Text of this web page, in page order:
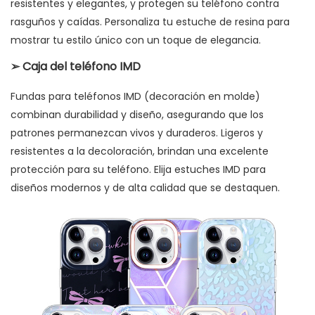
resistentes y elegantes, y protegen su teléfono contra
rasguños y caídas. Personaliza tu estuche de resina para
mostrar tu estilo único con un toque de elegancia.
➢Caja del teléfono IMD
Fundas para teléfonos IMD (decoración en molde)
combinan durabilidad y diseño, asegurando que los
patrones permanezcan vivos y duraderos. Ligeros y
resistentes a la decoloración, brindan una excelente
protección para su teléfono. Elija estuches IMD para
diseños modernos y de alta calidad que se destaquen.